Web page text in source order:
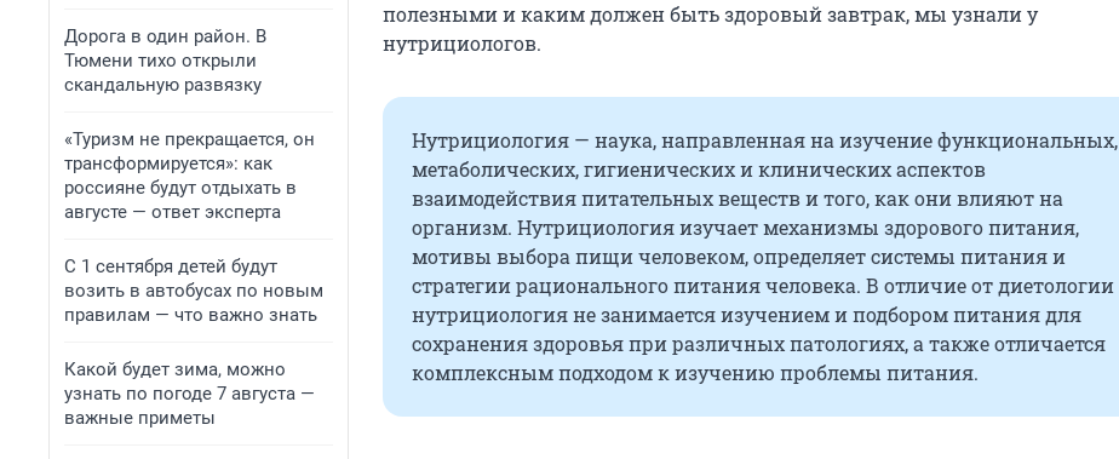
Дорога в один район. В
Тюмени тихо открыли
скандальную развязку
«Туризм не прекращается, он
трансформируется»: как
россияне будут отдыхать в
августе — ответ эксперта
С 1 сентября детей будут
возить в автобусах по новым
правилам — что важно знать
Какой будет зима, можно
узнать по погоде 7 августа —
важные приметы
полезными и каким должен быть здоровый завтрак, мы узнали у
нутрициологов.
Нутрициология — наука, направленная на изучение функциональных,
метаболических, гигиенических и клинических аспектов
взаимодействия питательных веществ и того, как они влияют на
организм. Нутрициология изучает механизмы здорового питания,
мотивы выбора пищи человеком, определяет системы питания и
стратегии рационального питания человека. В отличие от диетологии
нутрициология не занимается изучением и подбором питания для
сохранения здоровья при различных патологиях, а также отличается
комплексным подходом к изучению проблемы питания.